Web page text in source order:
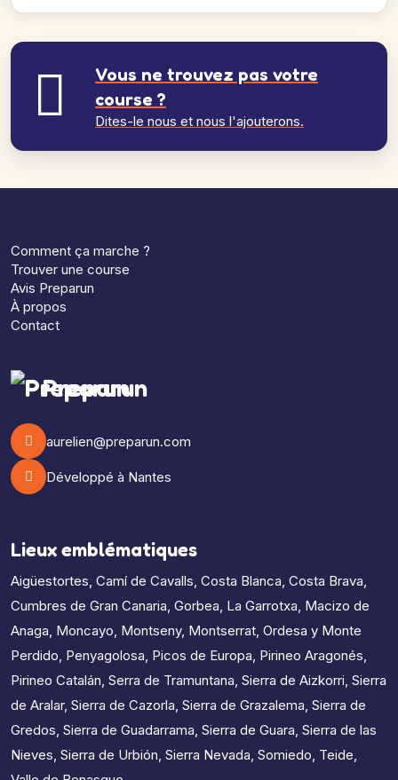
Vous ne trouvez pas votre
course ?
Dites-le nous et nous l'ajouterons.
Comment ça marche ?
Trouver une course
Avis Preparun
À propos
Contact
Preparun
aurelien@preparun.com
Développé à Nantes
Lieux emblématiques
Aigüestortes, Camí de Cavalls, Costa Blanca, Costa Brava,
Cumbres de Gran Canaria, Gorbea, La Garrotxa, Macizo de
Anaga, Moncayo, Montseny, Montserrat, Ordesa y Monte
Perdido, Penyagolosa, Picos de Europa, Pirineo Aragonés,
Pirineo Catalán, Serra de Tramuntana, Sierra de Aizkorri, Sierra
de Aralar, Sierra de Cazorla, Sierra de Grazalema, Sierra de
Gredos, Sierra de Guadarrama, Sierra de Guara, Sierra de las
Nieves, Sierra de Urbión, Sierra Nevada, Somiedo, Teide,